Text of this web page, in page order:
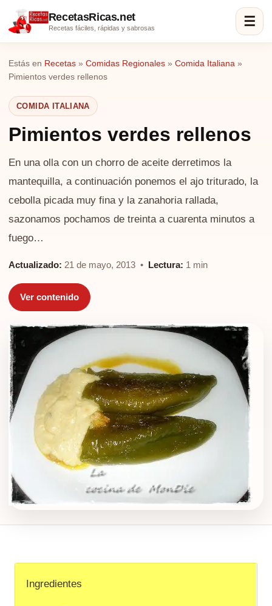
RecetasRicas.net
Recetas fáciles, rápidas y sabrosas ☰
Estás en Recetas » Comidas Regionales » Comida Italiana »
Pimientos verdes rellenos
COMIDA ITALIANA
Pimientos verdes rellenos
En una olla con un chorro de aceite derretimos la
mantequilla, a continuación ponemos el ajo triturado, la
cebolla picada muy fina y la zanahoria rallada,
sazonamos pochamos de treinta a cuarenta minutos a
fuego…
Actualizado: 21 de mayo, 2013 • Lectura: 1 min
Ver contenido
Ingredientes